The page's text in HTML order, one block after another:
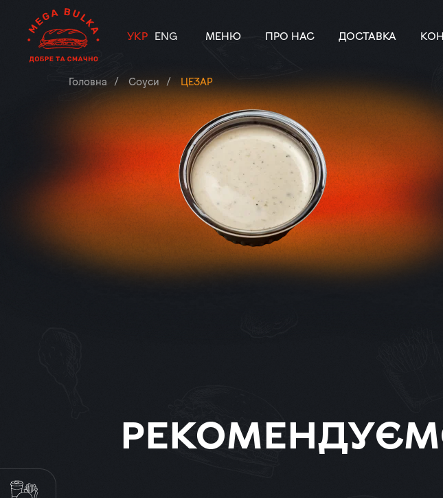
УКР ENG МЕНЮ ПРО НАС ДОСТАВКА
Головна Соуси ЦЕЗАР